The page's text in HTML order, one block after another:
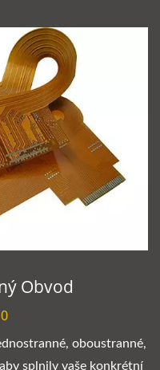
Obvod
oboustranné,
splnily vaše konkrétní